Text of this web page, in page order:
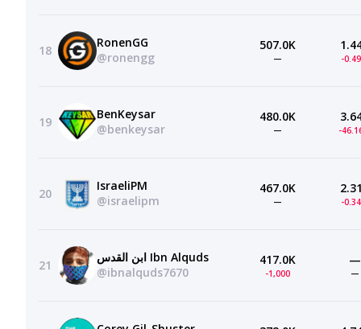
18
RonenGG
@ronengg
507.0K
— -
19
BenKeysar
@benkeysar
480.0K
— -
20
IsraeliPM
@israelipm
467.0K
— -
21
ابن القدس Ibn Alquds
@ibnalquds7670
417.0K
-1,000
—
—